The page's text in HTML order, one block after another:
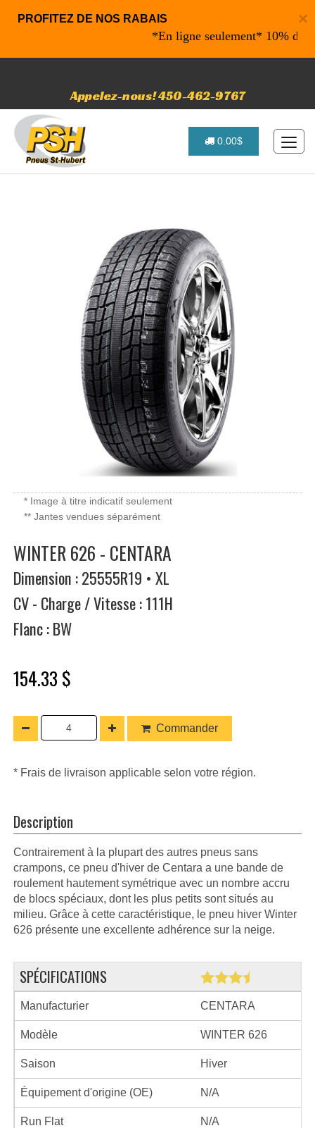
×
PROFITEZ DE NOS RABAIS
*En ligne seulement* 10% de
Appelez-nous! 450-462-9767
0.00$
* Image à titre indicatif seulement
** Jantes vendues séparément
WINTER 626 - CENTARA
Dimension : 25555R19 • XL
CV - Charge / Vitesse : 111H
Flanc : BW
154.33 $
Commander
* Frais de livraison applicable selon votre région.
Description
Contrairement à la plupart des autres pneus sans
crampons, ce pneu d'hiver de Centara a une bande de
roulement hautement symétrique avec un nombre accru
de blocs spéciaux, dont les plus petits sont situés au
milieu. Grâce à cette caractéristique, le pneu hiver Winter
626 présente une excellente adhérence sur la neige.
SPÉCIFICATIONS
Manufacturier CENTARA
Modèle WINTER 626
Saison Hiver
Équipement d'origine (OE) N/A
Run Flat N/A